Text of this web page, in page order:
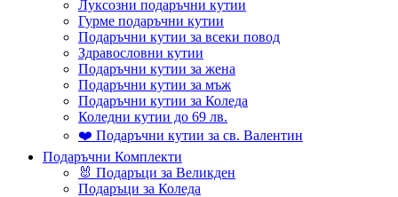
Луксозни подаръчни кутии
Гурме подаръчни кутии
Подаръчни кутии за всеки повод
Здравословни кутии
Подаръчни кутии за жена
Подаръчни кутии за мъж
Подаръчни кутии за Коледа
Коледни кутии до 69 лв.
❤️ Подаръчни кутии за св. Валентин
Подаръчни Комплекти
🐰 Подаръци за Великден
Подаръци за Коледа